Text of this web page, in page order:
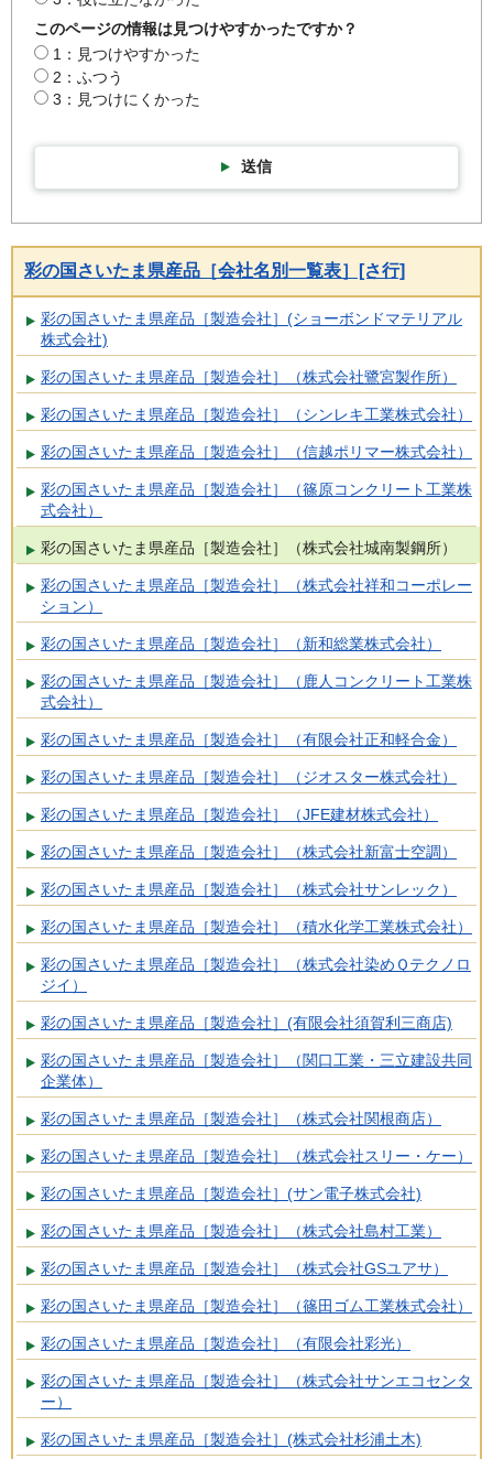
このページの情報は見つけやすかったですか？
1：見つけやすかった
2：ふつう
3：見つけにくかった
送信
彩の国さいたま県産品［会社名別一覧表］[さ行]
彩の国さいたま県産品［製造会社］(ショーボンドマテリアル
株式会社)
彩の国さいたま県産品［製造会社］（株式会社鷺宮製作所）
彩の国さいたま県産品［製造会社］（シンレキ工業株式会社）
彩の国さいたま県産品［製造会社］（信越ポリマー株式会社）
彩の国さいたま県産品［製造会社］（篠原コンクリート工業株
式会社）
彩の国さいたま県産品［製造会社］（株式会社城南製鋼所）
彩の国さいたま県産品［製造会社］（株式会社祥和コーポレー
ション）
彩の国さいたま県産品［製造会社］（新和総業株式会社）
彩の国さいたま県産品［製造会社］（鹿人コンクリート工業株
式会社）
彩の国さいたま県産品［製造会社］（有限会社正和軽合金）
彩の国さいたま県産品［製造会社］（ジオスター株式会社）
彩の国さいたま県産品［製造会社］（JFE建材株式会社）
彩の国さいたま県産品［製造会社］（株式会社新富士空調）
彩の国さいたま県産品［製造会社］（株式会社サンレック）
彩の国さいたま県産品［製造会社］（積水化学工業株式会社）
彩の国さいたま県産品［製造会社］（株式会社染めＱテクノロ
ジイ）
彩の国さいたま県産品［製造会社］(有限会社須賀利三商店)
彩の国さいたま県産品［製造会社］（関口工業・三立建設共同
企業体）
彩の国さいたま県産品［製造会社］（株式会社関根商店）
彩の国さいたま県産品［製造会社］（株式会社スリー・ケー）
彩の国さいたま県産品［製造会社］(サン電子株式会社)
彩の国さいたま県産品［製造会社］（株式会社島村工業）
彩の国さいたま県産品［製造会社］（株式会社GSユアサ）
彩の国さいたま県産品［製造会社］（篠田ゴム工業株式会社）
彩の国さいたま県産品［製造会社］（有限会社彩光）
彩の国さいたま県産品［製造会社］（株式会社サンエコセンタ
ー）
彩の国さいたま県産品［製造会社］(株式会社杉浦土木)